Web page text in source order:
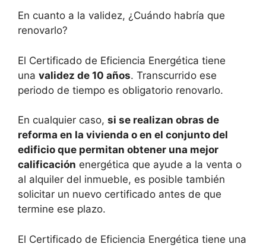
En cuanto a la validez, ¿Cuándo habría que
renovarlo?
El Certificado de Eficiencia Energética tiene
una validez de 10 años. Transcurrido ese
periodo de tiempo es obligatorio renovarlo.
En cualquier caso, si se realizan obras de
reforma en la vivienda o en el conjunto del
edificio que permitan obtener una mejor
calificación energética que ayude a la venta o
al alquiler del inmueble, es posible también
solicitar un nuevo certificado antes de que
termine ese plazo.
El Certificado de Eficiencia Energética tiene una